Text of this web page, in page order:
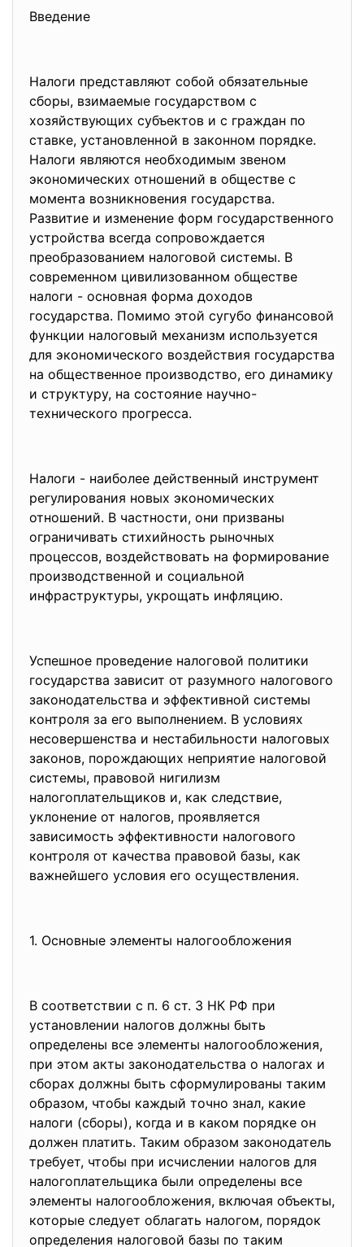
Введение
Налоги представляют собой обязательные
сборы, взимаемые государством с
хозяйствующих субъектов и с граждан по
ставке, установленной в законном порядке.
Налоги являются необходимым звеном
экономических отношений в обществе с
момента возникновения государства.
Развитие и изменение форм государственного
устройства всегда сопровождается
преобразованием налоговой системы. В
современном цивилизованном обществе
налоги - основная форма доходов
государства. Помимо этой сугубо финансовой
функции налоговый механизм используется
для экономического воздействия государства
на общественное производство, его динамику
и структуру, на состояние научно-
технического прогресса.
Налоги - наиболее действенный инструмент
регулирования новых экономических
отношений. В частности, они призваны
ограничивать стихийность рыночных
процессов, воздействовать на формирование
производственной и социальной
инфраструктуры, укрощать инфляцию.
Успешное проведение налоговой политики
государства зависит от разумного налогового
законодательства и эффективной системы
контроля за его выполнением. В условиях
несовершенства и нестабильности налоговых
законов, порождающих неприятие налоговой
системы, правовой нигилизм
налогоплательщиков и, как следствие,
уклонение от налогов, проявляется
зависимость эффективности налогового
контроля от качества правовой базы, как
важнейшего условия его осуществления.
1. Основные элементы налогообложения
В соответствии с п. 6 ст. 3 НК РФ при
установлении налогов должны быть
определены все элементы налогообложения,
при этом акты законодательства о налогах и
сборах должны быть сформулированы таким
образом, чтобы каждый точно знал, какие
налоги (сборы), когда и в каком порядке он
должен платить. Таким образом законодатель
требует, чтобы при исчислении налогов для
налогоплательщика были определены все
элементы налогообложения, включая объекты,
которые следует облагать налогом, порядок
определения налоговой базы по таким